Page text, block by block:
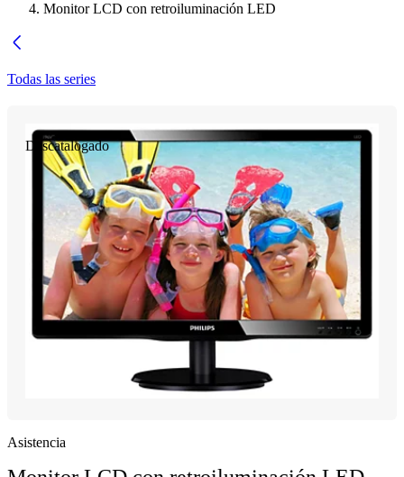
Monitor LCD con retroiluminación LED
Todas las series
Descatalogado
Asistencia